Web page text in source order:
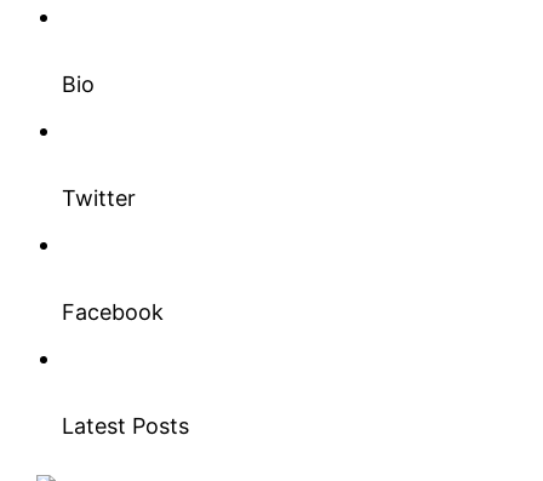
Bio
Twitter
Facebook
Latest Posts